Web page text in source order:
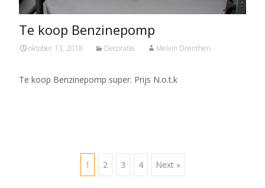
Te koop Benzinepomp
oktober 13, 2018 Decoratie Melvin Drenthen
Te koop Benzinepomp super. Prijs N.o.t.k
Posts
1 2 3 4 Next »